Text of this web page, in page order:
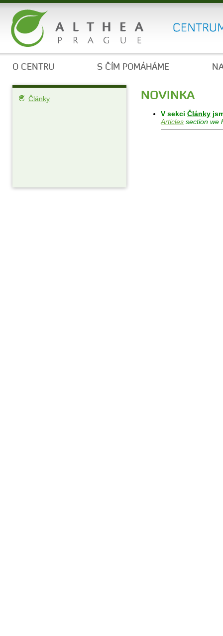
O CENTRU S ČÍM POMÁHÁME
Články NOVINKA
V sekci Články
Articles section we